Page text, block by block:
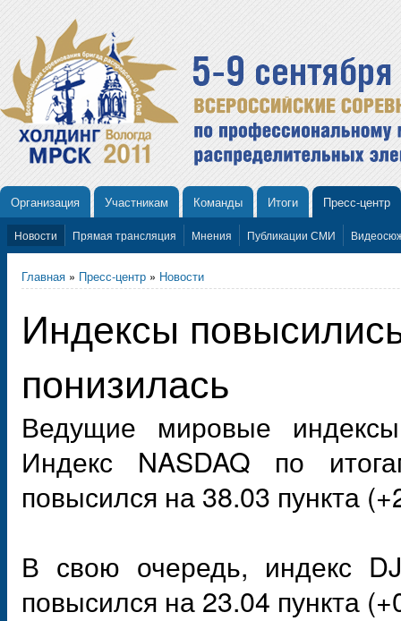
Организация Участникам Команды Итоги Пресс-центр
Новости Прямая трансляция Мнения Публикации СМИ
Главная » Пресс-центр » Новости
Индексы
понизилась
Ведущие мировые
Индекс NASDAQ по
повысился на 38.03 пункта
В свою очередь, индекс
повысился на 23.04 пункта